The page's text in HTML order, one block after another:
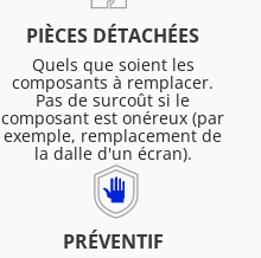
PIÈCES DÉTACHÉES
Quels que soient les
composants à remplacer.
Pas de surcoût si le
composant est onéreux (par
exemple, remplacement de
la dalle d'un écran).
PRÉVENTIF